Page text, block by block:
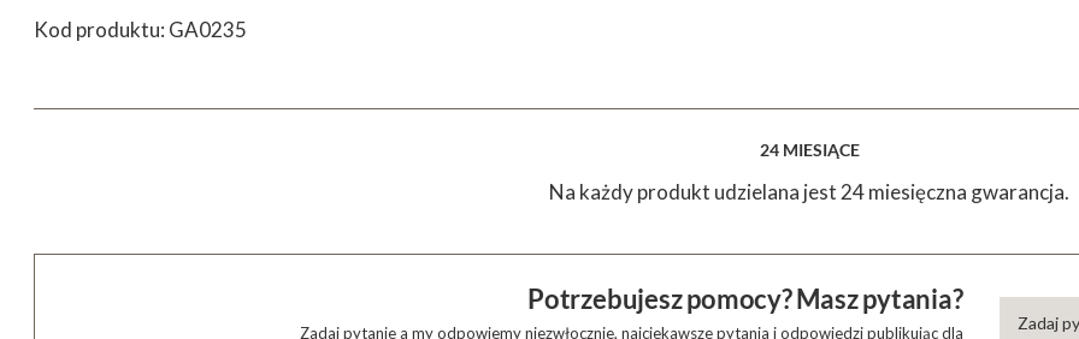
Kod produktu: GA0235
24 MIESIĄCE
Na każdy produkt udzielana jest 24 miesięczna gwarancja.
Potrzebujesz pomocy? Masz pytania?
Zadaj pytanie a my odpowiemy niezwłocznie, najciekawsze pytania i odpowiedzi publikując dla
Zadaj